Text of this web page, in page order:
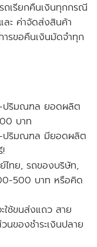
รถเรียกคืนเงินทุกกรณี
ละ ค่าจัดส่งสินค้า
รขอคืนเงินมัดจำทุก
-ปริมณฑลยอดผลิต
บาท
ปริมณฑล มียอดผลิต
ไทย, รถของบริษัท,
500 บาท หรือคิด
ใช้ขนส่งแถว สาย
นของชำระเงินปลาย